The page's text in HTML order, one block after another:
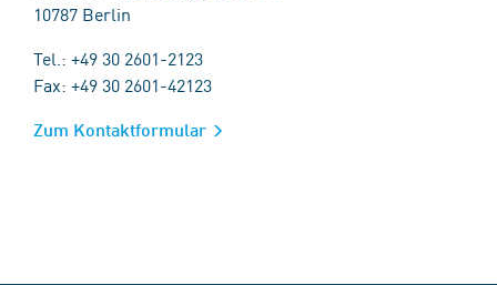
10787 Berlin
Tel.: +49 30 2601-2123
Fax: +49 30 2601-42123
Zum Kontaktformular